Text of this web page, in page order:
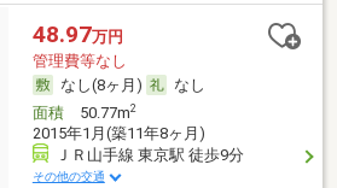
48.97万円
管理費等なし
なし(8ヶ月)
なし
面積50.77m2
2015年1月(築11年8ヶ月)
ＪＲ山手線 東京駅 徒歩9分
その他の交通